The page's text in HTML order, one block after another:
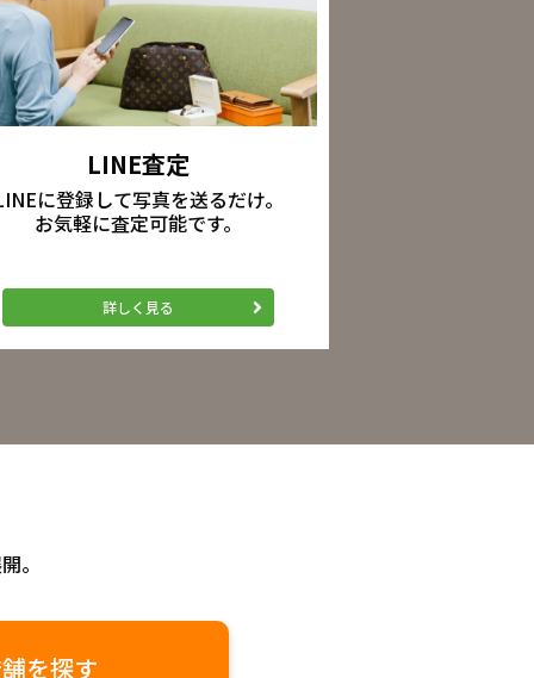
LINE査定
に登録して写真を送るだけ。
お気軽に査定可能です。
詳しく見る
。
を探す